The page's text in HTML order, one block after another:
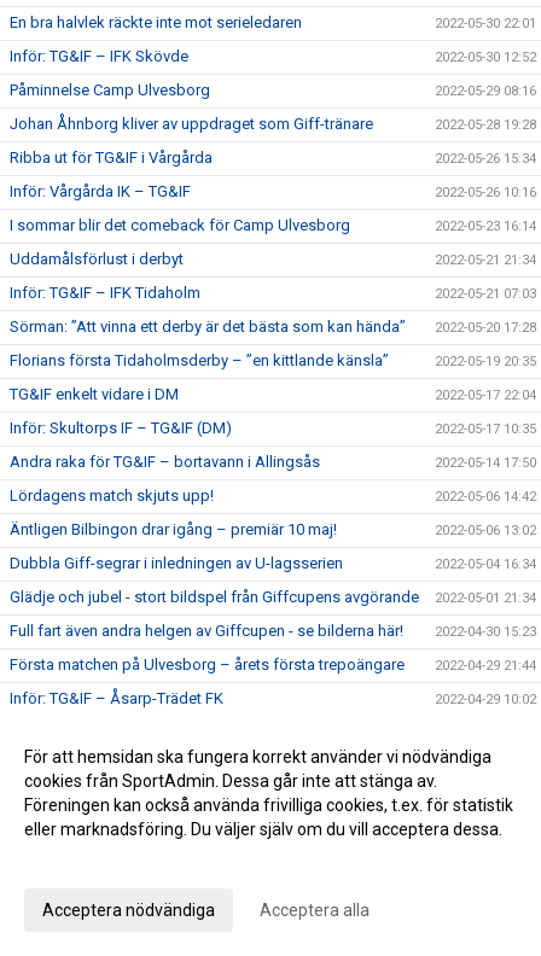
En bra halvlek räckte inte mot serieledaren 2022-05-30 22:01
Inför: TG&IF – IFK Skövde 2022-05-30 12:52
Påminnelse Camp Ulvesborg 2022-05-29 08:16
Johan Åhnborg kliver av uppdraget som Giff-tränare 2022-05-28 19:28
Ribba ut för TG&IF i Vårgårda 2022-05-26 15:34
Inför: Vårgårda IK – TG&IF 2022-05-26 10:16
I sommar blir det comeback för Camp Ulvesborg 2022-05-23 16:14
Uddamålsförlust i derbyt 2022-05-21 21:34
Inför: TG&IF – IFK Tidaholm 2022-05-21 07:03
Sörman: ”Att vinna ett derby är det bästa som kan hända” 2022-05-20 17:28
Florians första Tidaholmsderby – ”en kittlande känsla” 2022-05-19 20:35
TG&IF enkelt vidare i DM 2022-05-17 22:04
Inför: Skultorps IF – TG&IF (DM) 2022-05-17 10:35
Andra raka för TG&IF – bortavann i Allingsås 2022-05-14 17:50
Lördagens match skjuts upp! 2022-05-06 14:42
Äntligen Bilbingon drar igång – premiär 10 maj! 2022-05-06 13:02
Dubbla Giff-segrar i inledningen av U-lagsserien 2022-05-04 16:34
Glädje och jubel - stort bildspel från Giffcupens avgörande 2022-05-01 21:34
Full fart även andra helgen av Giffcupen - se bilderna här! 2022-04-30 15:23
Första matchen på Ulvesborg – årets första trepoängare 2022-04-29 21:44
Inför: TG&IF – Åsarp-Trädet FK 2022-04-29 10:02
Ulvesborg
Bilder från Giffcupens första helg 2022-04-24 15:50
Inför: Alingsås IF – TG&IF
Ny tid på hemmapremiären
För att hemsidan ska fungera korrekt använder vi nödvändiga
cookies från SportAdmin. Dessa går inte att stänga av.
Föreningen kan också använda frivilliga cookies, t.ex. för statistik
eller marknadsföring. Du väljer själv om du vill acceptera dessa.
Acceptera nödvändiga Acceptera alla